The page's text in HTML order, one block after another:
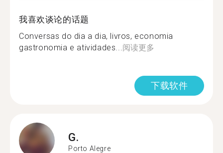
我喜欢谈论的话题
Conversas do dia a dia, livros, economia
gastronomia e atividades...阅读更多
下载软件
G.
Porto Alegre